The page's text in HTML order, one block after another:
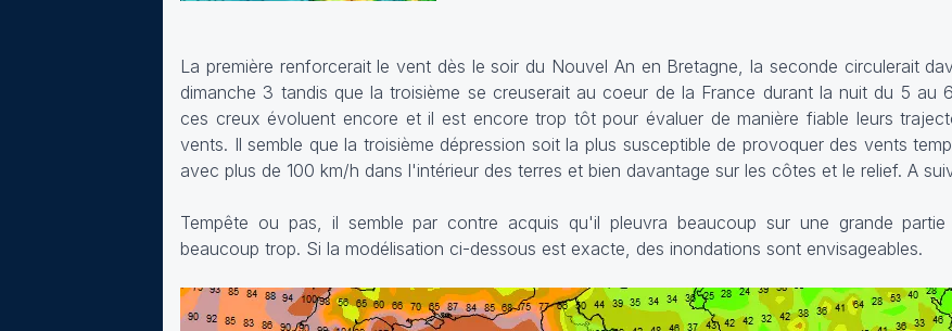
La première renforcerait le vent dès le soir du Nouvel An en Bretagne, la seconde circulerait
dimanche 3 tandis que la troisième se creuserait au coeur de la France durant la nuit du 5 au
ces creux évoluent encore et il est encore trop tôt pour évaluer de manière fiable leurs
vents. Il semble que la troisième dépression soit la plus susceptible de provoquer des vents
avec plus de 100 km/h dans l'intérieur des terres et bien davantage sur les côtes et le relief. A
Tempête ou pas, il semble par contre acquis qu'il pleuvra beaucoup sur une grande
beaucoup trop. Si la modélisation ci-dessous est exacte, des inondations sont envisageables.